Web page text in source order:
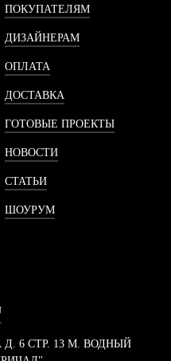
ПОКУПАТЕЛЯМ
ДИЗАЙНЕРАМ
ОПЛАТА
ДОСТАВКА
ГОТОВЫЕ ПРОЕКТЫ
НОВОСТИ
СТАТЬИ
ШОУРУМ
6 СТР. 13 М. ВОДНЫЙ